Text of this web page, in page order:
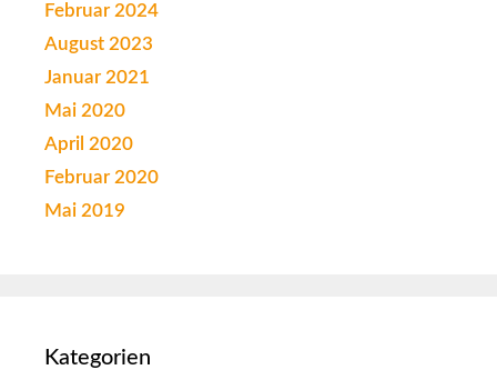
Februar 2024
August 2023
Januar 2021
Mai 2020
April 2020
Februar 2020
Mai 2019
Kategorien